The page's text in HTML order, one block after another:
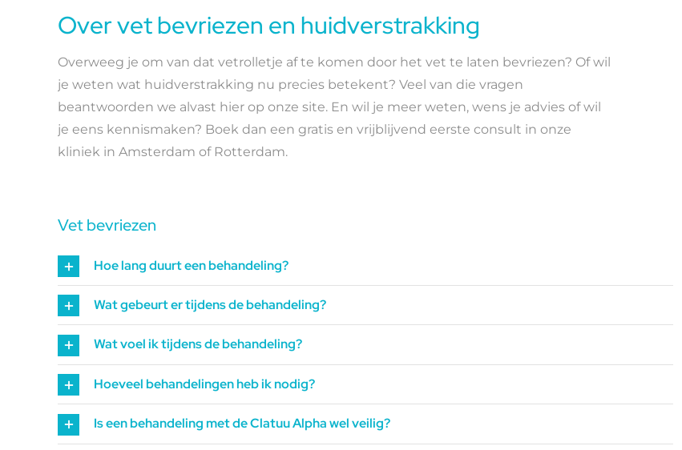
Over vet bevriezen en huidverstrakking
Overweeg je om van dat vetrolletje af te komen door het vet te laten bevriezen? Of wil
je weten wat huidverstrakking nu precies betekent? Veel van die vragen
beantwoorden we alvast hier op onze site. En wil je meer weten, wens je advies of wil
je eens kennismaken? Boek dan een gratis en vrijblijvend eerste consult in onze
kliniek in Amsterdam of Rotterdam.
Vet bevriezen
Hoe lang duurt een behandeling?
Wat gebeurt er tijdens de behandeling?
Wat voel ik tijdens de behandeling?
Hoeveel behandelingen heb ik nodig?
Is een behandeling met de Clatuu Alpha wel veilig?